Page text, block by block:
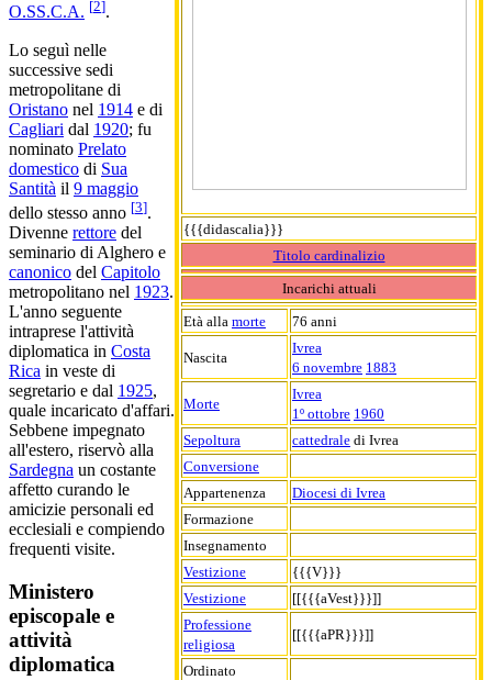
{{{didascalia}}}
Titolo cardinalizio
Incarichi attuali
Età alla morte 76 anni
Nascita
Ivrea
6 novembre 1883
Morte
Ivrea
1º ottobre 1960
Sepoltura
cattedrale di Ivrea
Conversione
Appartenenza
Diocesi di Ivrea
Formazione
Insegnamento
Vestizione
{{{V}}}
Vestizione
[[{{{aVest}}}]]
Professione
religiosa
[[{{{aPR}}}]]
Ordinato
O.SS.C.A. [2].
Lo seguì nelle
successive sedi
metropolitane di
Oristano nel 1914 e di
Cagliari dal 1920; fu
nominato Prelato
domestico di Sua
Santità il 9 maggio
dello stesso anno [3].
Divenne rettore del
seminario di Alghero e
canonico del Capitolo
metropolitano nel 1923.
L'anno seguente
intraprese l'attività
diplomatica in Costa
Rica in veste di
segretario e dal 1925,
quale incaricato d'affari.
Sebbene impegnato
all'estero, riservò alla
Sardegna un costante
affetto curando le
amicizie personali ed
ecclesiali e compiendo
frequenti visite.
Ministero
episcopale e
attività
diplomatica